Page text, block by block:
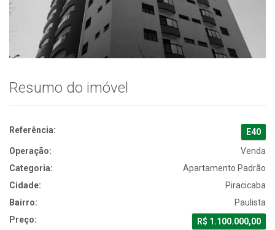
Resumo do imóvel
Referência:
E40
Operação:
Venda
Categoria:
Apartamento Padrão
Cidade:
Piracicaba
Bairro:
Paulista
Preço:
R$ 1.100.000,00